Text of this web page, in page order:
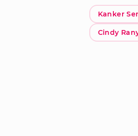
Kanker
Cindy